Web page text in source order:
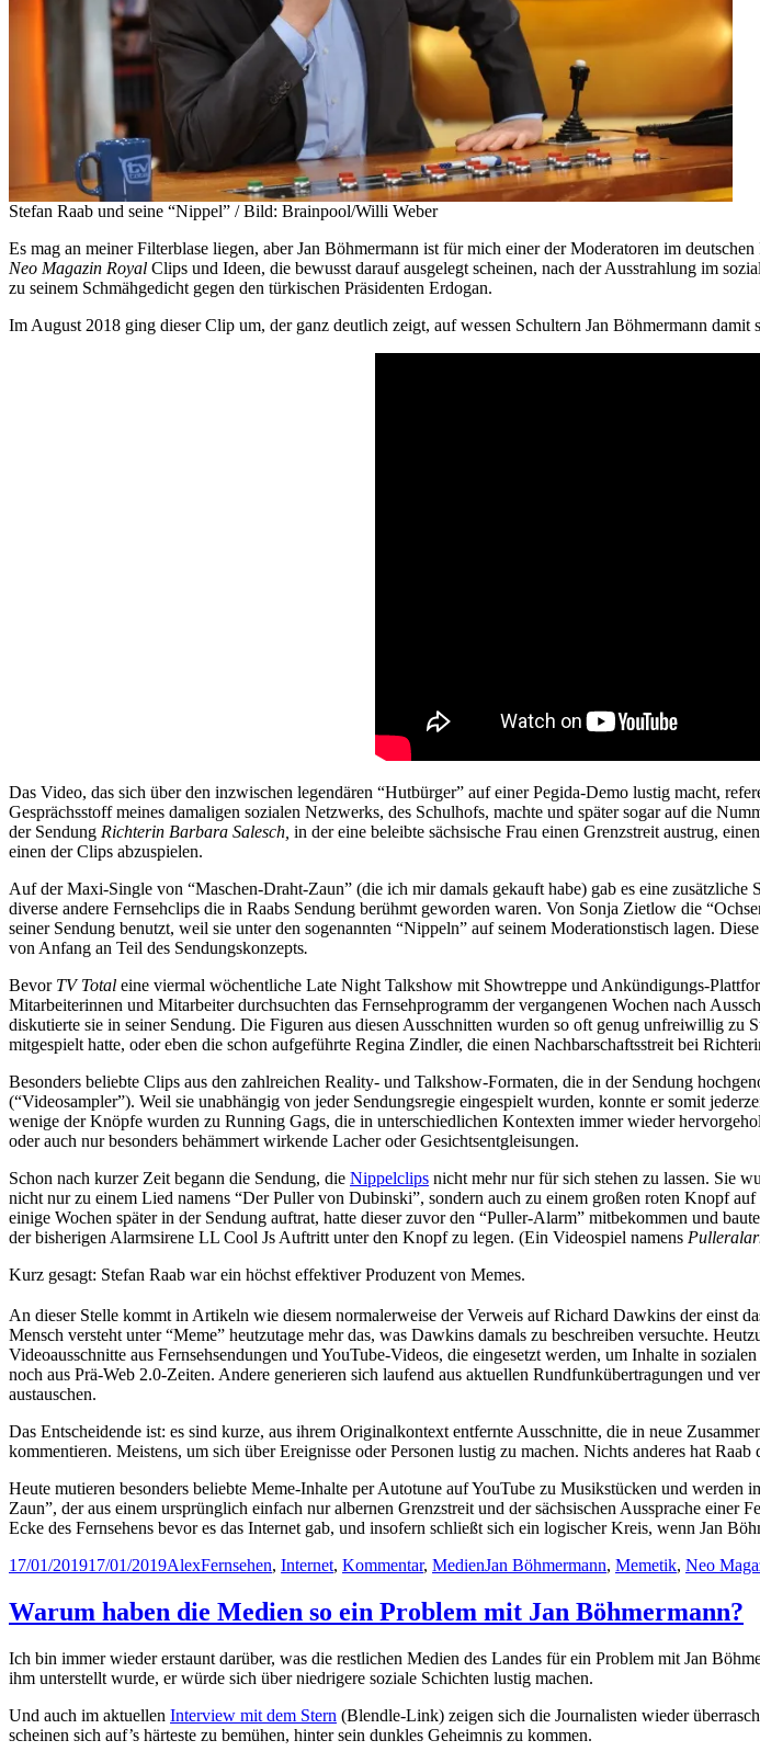
Stefan Raab und seine “Nippel” / Bild: Brainpool/Willi Weber
Es mag an meiner Filterblase liegen, aber Jan Böhmermann ist für mich einer der Moderatoren im
Neo Magazin Royal Clips und Ideen, die bewusst darauf ausgelegt scheinen, nach der Ausstrahlung im
zu seinem Schmähgedicht gegen den türkischen Präsidenten Erdogan.
Im August 2018 ging dieser Clip um, der ganz deutlich zeigt, auf wessen Schultern Jan Böhmermann damit
Das Video, das sich über den inzwischen legendären “Hutbürger” auf einer Pegida-Demo lustig macht,
Gesprächsstoff meines damaligen sozialen Netzwerks, des Schulhofs, machte und später sogar auf die
der Sendung Richterin Barbara Salesch, in der eine beleibte sächsische Frau einen Grenzstreit austrug,
einen der Clips abzuspielen.
Auf der Maxi-Single von “Maschen-Draht-Zaun” (die ich mir damals gekauft habe) gab es eine
diverse andere Fernsehclips die in Raabs Sendung berühmt geworden waren. Von Sonja Zietlow die
seiner Sendung benutzt, weil sie unter den sogenannten “Nippeln” auf seinem Moderationstisch lagen.
von Anfang an Teil des Sendungskonzepts.
Bevor TV Total eine viermal wöchentliche Late Night Talkshow mit Showtreppe und Ankündigungs-
Mitarbeiterinnen und Mitarbeiter durchsuchten das Fernsehprogramm der vergangenen Wochen nach
diskutierte sie in seiner Sendung. Die Figuren aus diesen Ausschnitten wurden so oft genug unfreiwillig
mitgespielt hatte, oder eben die schon aufgeführte Regina Zindler, die einen Nachbarschaftsstreit bei
Besonders beliebte Clips aus den zahlreichen Reality- und Talkshow-Formaten, die in der Sendung
(“Videosampler”). Weil sie unabhängig von jeder Sendungsregie eingespielt wurden, konnte er somit
wenige der Knöpfe wurden zu Running Gags, die in unterschiedlichen Kontexten immer wieder
oder auch nur besonders behämmert wirkende Lacher oder Gesichtsentgleisungen.
Schon nach kurzer Zeit begann die Sendung, die Nippelclips nicht mehr nur für sich stehen zu lassen. Sie
nicht nur zu einem Lied namens “Der Puller von Dubinski”, sondern auch zu einem großen roten Knopf
einige Wochen später in der Sendung auftrat, hatte dieser zuvor den “Puller-Alarm” mitbekommen und
der bisherigen Alarmsirene LL Cool Js Auftritt unter den Knopf zu legen. (Ein Videospiel namens
Kurz gesagt: Stefan Raab war ein höchst effektiver Produzent von Memes.
An dieser Stelle kommt in Artikeln wie diesem normalerweise der Verweis auf Richard Dawkins der einst
Mensch versteht unter “Meme” heutzutage mehr das, was Dawkins damals zu beschreiben versuchte.
Videoausschnitte aus Fernsehsendungen und YouTube-Videos, die eingesetzt werden, um Inhalte in
noch aus Prä-Web 2.0-Zeiten. Andere generieren sich laufend aus aktuellen Rundfunkübertragungen und
austauschen.
Das Entscheidende ist: es sind kurze, aus ihrem Originalkontext entfernte Ausschnitte, die in neue
kommentieren. Meistens, um sich über Ereignisse oder Personen lustig zu machen. Nichts anderes hat Raab
Heute mutieren besonders beliebte Meme-Inhalte per Autotune auf YouTube zu Musikstücken und
Zaun”, der aus einem ursprünglich einfach nur albernen Grenzstreit und der sächsischen Aussprache
Ecke des Fernsehens bevor es das Internet gab, und insofern schließt sich ein logischer Kreis, wenn Jan
Posted
17/01/201917/01/2019Author
AlexCategories
Fernsehen, Internet, Kommentar, MedienTags
Jan Böhmermann, Memetik, Neo
Warum haben die Medien so ein Problem mit Jan Böhmermann?
Ich bin immer wieder erstaunt darüber, was die restlichen Medien des Landes für ein Problem mit Jan
ihm unterstellt wurde, er würde sich über niedrigere soziale Schichten lustig machen.
Und auch im aktuellen Interview mit dem Stern (Blendle-Link) zeigen sich die Journalisten wieder
scheinen sich auf’s härteste zu bemühen, hinter sein dunkles Geheimnis zu kommen.